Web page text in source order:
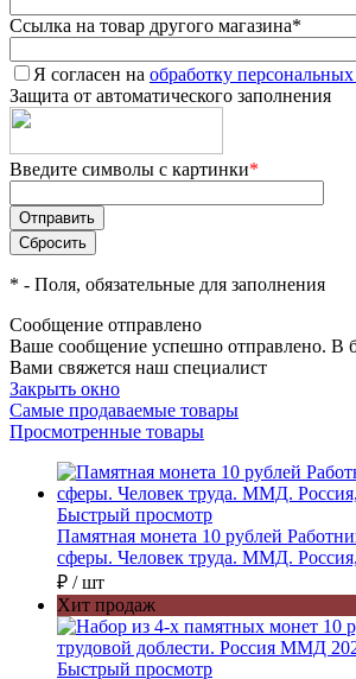
Ссылка на товар другого магазина*
Я согласен на обработку
Защита от автоматического заполнения
Введите символы с картинки*
* - Поля, обязательные для заполнения
Сообщение отправлено
Ваше сообщение успешно отправлено. В
Вами свяжется наш специалист
Закрыть окно
Самые продаваемые товары
Просмотренные товары
Быстрый просмотр
Памятная монета 10 рублей
сферы. Человек труда. ММД.
₽ / шт
Хит продаж
Быстрый просмотр